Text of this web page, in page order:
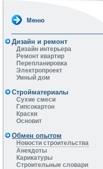
Дизайн и ремонт
Дизайн интерьера
Ремонт квартир
Перепланировка
Электропроект
Умный дом
Стройматериалы
Сухие смеси
Гипсокартон
Краски
Основит
Обмен опытом
Новости строительства
Анекдоты
Карикатуры
Строительные словари